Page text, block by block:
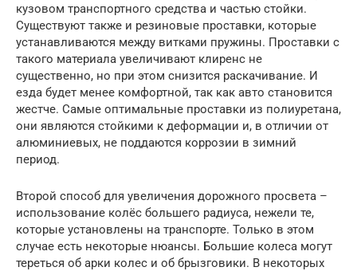
кузовом транспортного средства и частью стойки.
Существуют также и резиновые проставки, которые
устанавливаются между витками пружины. Проставки с
такого материала увеличивают клиренс не
существенно, но при этом снизится раскачивание. И
езда будет менее комфортной, так как авто становится
жестче. Самые оптимальные проставки из полиуретана,
они являются стойкими к деформации и, в отличии от
алюминиевых, не поддаются коррозии в зимний
период.
Второй способ для увеличения дорожного просвета –
использование колёс большего радиуса, нежели те,
которые установлены на транспорте. Только в этом
случае есть некоторые нюансы. Большие колеса могут
тереться об арки колес и об брызговики. В некоторых